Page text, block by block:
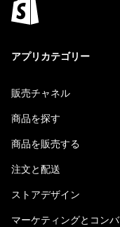
アプリカテゴリー
販売チャネル
商品を探す
商品を販売する
注文と配送
ストアデザイン
マーケティングとコン